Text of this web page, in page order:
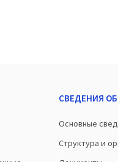
СВЕДЕНИЯ
Основные
Структура и